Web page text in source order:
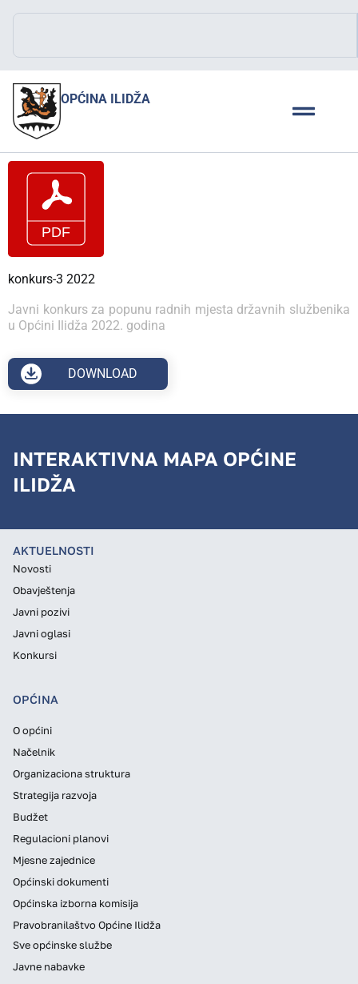
OPĆINA ILIDŽA
konkurs-3 2022
Javni konkurs za popunu radnih mjesta državnih službenika
u Općini Ilidža 2022. godina
DOWNLOAD
INTERAKTIVNA MAPA OPĆINE
ILIDŽA
AKTUELNOSTI
Novosti
Obavještenja
Javni pozivi
Javni oglasi
Konkursi
OPĆINA
O općini
Načelnik
Organizaciona struktura
Strategija razvoja
Budžet
Regulacioni planovi
Mjesne zajednice
Općinski dokumenti
Općinska izborna komisija
Pravobranilaštvo Općine Ilidža
Sve općinske službe
Javne nabavke